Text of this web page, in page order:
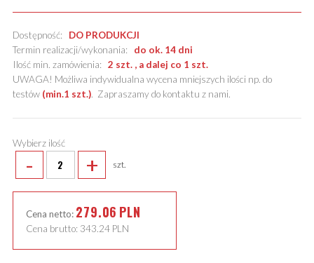
Dostępność: DO PRODUKCJI
Termin realizacji/wykonania: do ok. 14 dni
Ilość min. zamówienia: 2 szt. , a dalej co 1 szt.
UWAGA! Możliwa indywidualna wycena mniejszych ilości np. do
testów (min.1 szt.). Zapraszamy do kontaktu z nami.
Wybierz ilość
- + szt.
Cena netto: 279.06 PLN
Cena brutto: 343.24 PLN